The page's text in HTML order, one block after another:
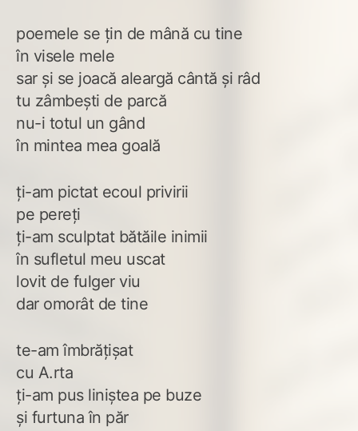
poemele se țin de mână cu tine
în visele mele
sar și se joacă aleargă cântă și râd
tu zâmbești de parcă
nu-i totul un gând
în mintea mea goală
ți-am pictat ecoul privirii
pe pereți
ți-am sculptat bătăile inimii
în sufletul meu uscat
lovit de fulger viu
dar omorât de tine
te-am îmbrățișat
cu A.rta
ți-am pus liniștea pe buze
și furtuna în păr